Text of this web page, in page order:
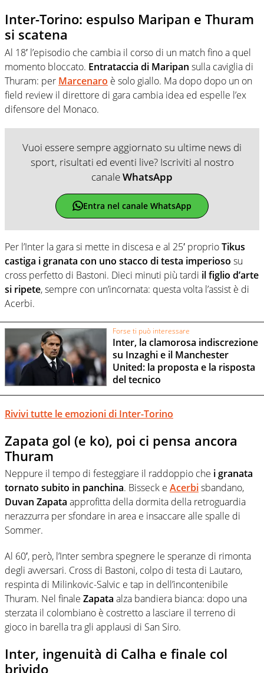
Inter-Torino: espulso Maripan e Thuram
si scatena
Al 18′ l’episodio che cambia il corso di un match fino a quel
momento bloccato. Entrataccia di Maripan sulla caviglia di
Thuram: per Marcenaro è solo giallo. Ma dopo dopo un on
field review il direttore di gara cambia idea ed espelle l’ex
difensore del Monaco.
Vuoi essere sempre aggiornato su ultime news di
sport, risultati ed eventi live? Iscriviti al nostro
canaleWhatsApp
Entra nel canale WhatsApp
Per l’Inter la gara si mette in discesa e al 25′ proprioTikus
castiga i granata con uno stacco di testa imperioso su
cross perfetto di Bastoni. Dieci minuti più tardi il figlio d’arte
si ripete, sempre con un’incornata: questa volta l’assist è di
Acerbi.
Forse ti può interessare
Inter, la clamorosa indiscrezione
su Inzaghi e il Manchester
United: la proposta e la risposta
del tecnico
Rivivi tutte le emozioni di Inter-Torino
Zapata gol (e ko), poi ci pensa ancora
Thuram
Neppure il tempo di festeggiare il raddoppio che i granata
tornato subito in panchina. Bisseck e Acerbisbandano,
Duvan Zapata approfitta della dormita della retroguardia
nerazzurra per sfondare in area e insaccare alle spalle di
Sommer.
Al 60′, però, l’Inter sembra spegnere le speranze di rimonta
degli avversari. Cross di Bastoni, colpo di testa di Lautaro,
respinta di Milinkovic-Salvic e tap in dell’incontenibile
Thuram. Nel finale Zapata alza bandiera bianca: dopo una
sterzata il colombiano è costretto a lasciare il terreno di
gioco in barella tra gli applausi di San Siro.
Inter, ingenuità di Calha e finale col
brivido